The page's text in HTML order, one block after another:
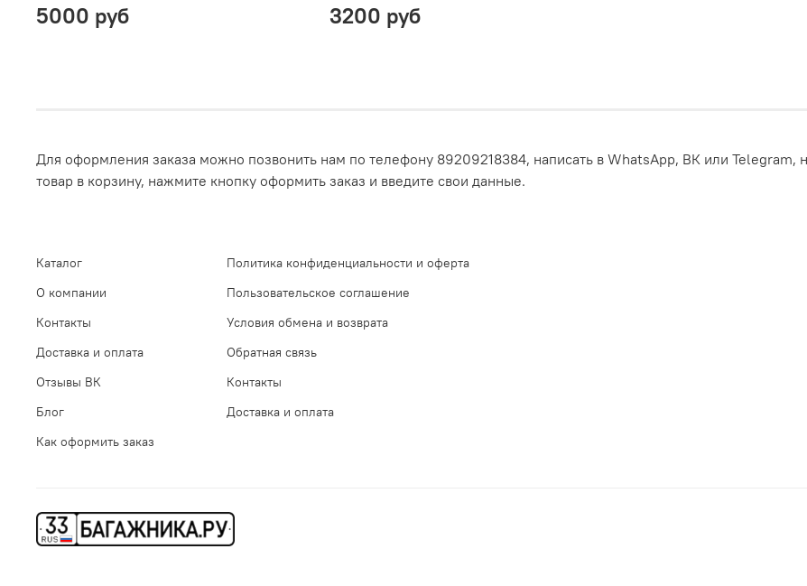
5000 руб 3200 руб
Для оформления заказа можно позвонить нам по телефону 89209218384, написать в WhatsApp, ВК или Telegram,
товар в корзину, нажмите кнопку оформить заказ и введите свои данные.
Каталог
О компании
Контакты
Доставка и оплата
Отзывы ВК
Блог
Как оформить заказ
Политика конфиденциальности и оферта
Пользовательское соглашение
Условия обмена и возврата
Обратная связь
Контакты
Доставка и оплата